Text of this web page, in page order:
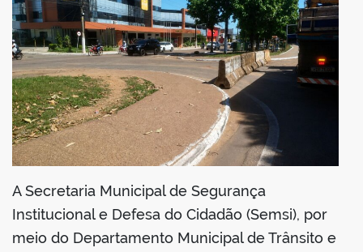
A Secretaria Municipal de Segurança
Institucional e Defesa do Cidadão (Semsi), por
meio do Departamento Municipal de Trânsito e